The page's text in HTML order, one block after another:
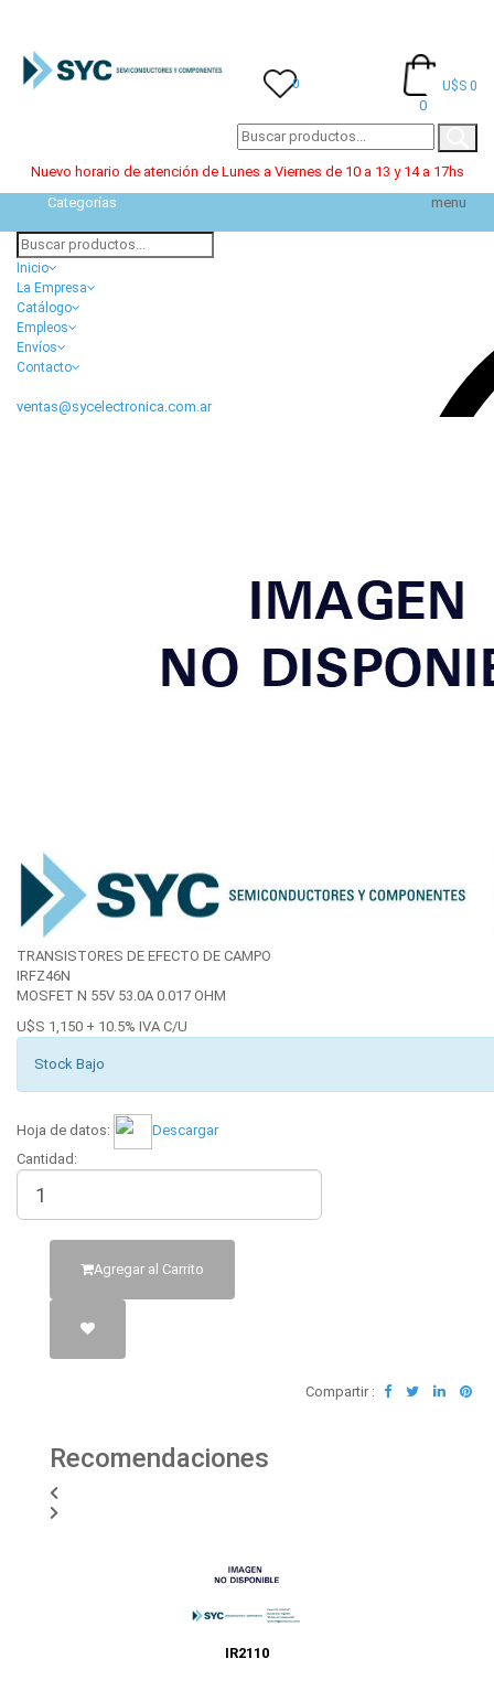
Registrarme
0
0
U$S 0
Nuevo horario de atención de Lunes a Viernes de 10 a 13 y 14 a 17hs
Categorías
menu
Inicio
La Empresa
Catálogo
Empleos
Envíos
Contacto
ventas@sycelectronica.com.ar
TRANSISTORES DE EFECTO DE CAMPO
IRFZ46N
MOSFET N 55V 53.0A 0.017 OHM
U$S 1,150 + 10.5% IVA C/U
Stock Bajo
Hoja de datos:
Descargar
Cantidad:
Agregar al Carrito
Compartir :
Recomendaciones
IR2110